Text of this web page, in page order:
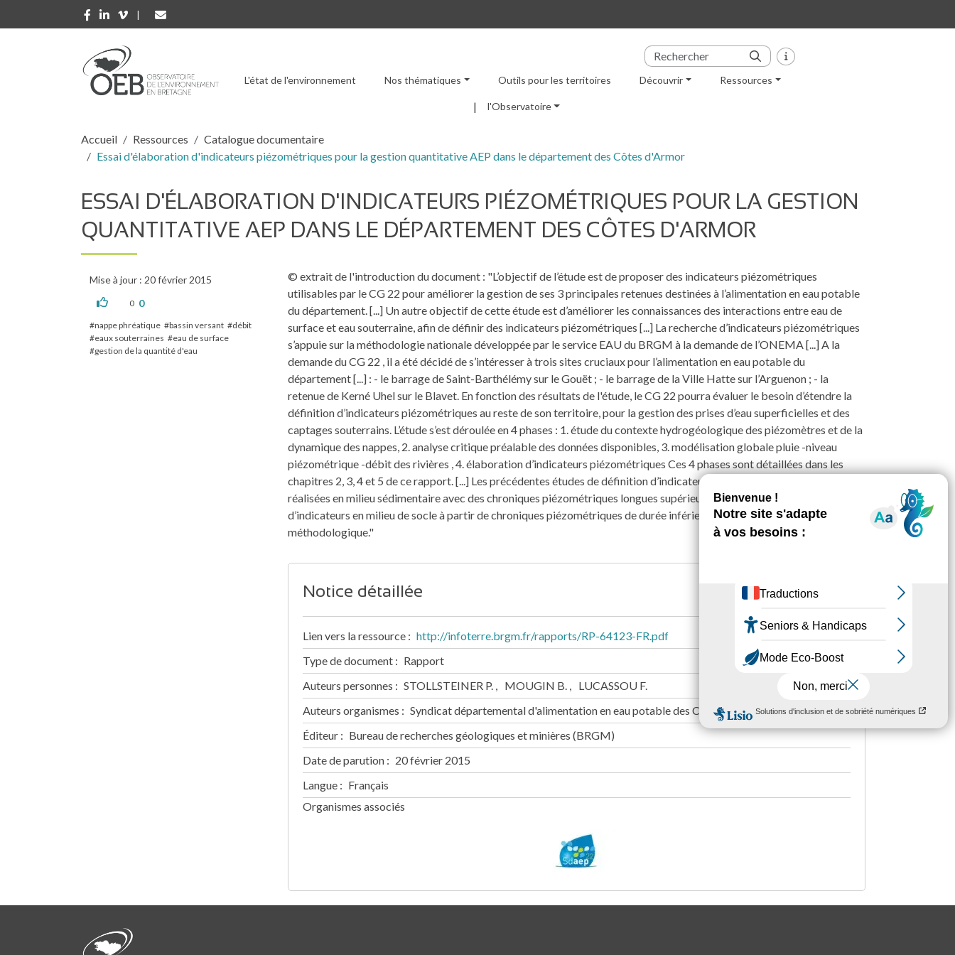
Aller au contenu principal
Menu principal
L'état de l'environnement Nos thématiques Outils pour les territoires Découvrir Ressources
l'Observatoire
Fil d'Ariane
Accueil Ressources
Catalogue documentaire
Essai d'élaboration d'indicateurs piézométriques pour la gestion quantitative AEP dans le département des Côtes d'Armor
ESSAI D'ÉLABORATION D'INDICATEURS PIÉZOMÉTRIQUES POUR LA GESTION
QUANTITATIVE AEP DANS LE DÉPARTEMENT DES CÔTES D'ARMOR
Mise à jour : 20 février 2015
0 0
nappe phréatique bassin versant
débit
eaux souterraines
eau de surface
gestion de la quantité d'eau
© extrait de l'introduction du document : "L’objectif de l’étude est de proposer des indicateurs piézométriques
utilisables par le CG 22 pour améliorer la gestion de ses 3 principales retenues destinées à l’alimentation en eau potable
du département. [...] Un autre objectif de cette étude est d’améliorer les connaissances des interactions entre eau de
surface et eau souterraine, afin de définir des indicateurs piézométriques [...] La recherche d’indicateurs piézométriques
s’appuie sur la méthodologie nationale développée par le service EAU du BRGM à la demande de l’ONEMA [...] A la
demande du CG 22 , il a été décidé de s’intéresser à trois sites cruciaux pour l’alimentation en eau potable du
département [...] : - le barrage de Saint-Barthélémy sur le Gouët ; - le barrage de la Ville Hatte sur l’Arguenon ; - la
retenue de Kerné Uhel sur le Blavet. En fonction des résultats de l'étude, le CG 22 pourra évaluer le besoin d’étendre la
définition d’indicateurs piézométriques au reste de son territoire, pour la gestion des prises d’eau superficielles et des
captages souterrains. L’étude s’est déroulée en 4 phases : 1. étude du contexte hydrogéologique des piézomètres et de la
dynamique des nappes, 2. analyse critique préalable des données disponibles, 3. modélisation globale pluie -niveau
piézométrique -débit des rivières , 4. élaboration d’indicateurs piézométriques Ces 4 phases sont détaillées dans les
chapitres 2, 3, 4 et 5 de ce rapport. [...] Les précédentes études de définition d’indicateurs piézométriques ont été
réalisées en milieu sédimentaire avec des chroniques piézométriques longues supérieures à 20 ans. La définition
d’indicateurs en milieu de socle à partir de chroniques piézométriques de durée inférieure à 10 ans constitue donc un test
méthodologique."
Notice détaillée
Lien vers la ressource
http://infoterre.brgm.fr/rapports/RP-64123-FR.pdf
Type de document
Rapport
Auteurs personnes
STOLLSTEINER P. MOUGIN B.
LUCASSOU F.
Auteurs organismes
Syndicat départemental d'alimentation en eau potable des Côtes d'Armor
Éditeur
Bureau de recherches géologiques et minières (BRGM)
Date de parution
20 février 2015
Langue
Français
Organismes associés